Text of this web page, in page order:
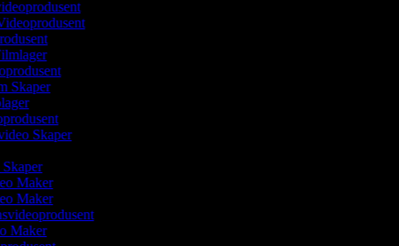
Skaper
Skaper
Skaper
Maker
Maker
Maker